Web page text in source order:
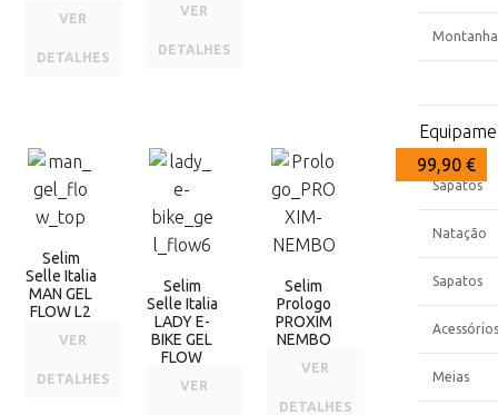
VER
DETALHES
VER
DETALHES
109,00 €
Selim
Selle Italia
MAN GEL
FLOW L2
VER
DETALHES
109,00 €
Selim
Selle Italia
LADY E-
BIKE GEL
FLOW
VER
99,90 €
Selim
Prologo
PROXIM
NEMBO
VER
DETALHES
Montanha
Capas
Sapatos
Natação
Sapatos
Acessórios
Meias